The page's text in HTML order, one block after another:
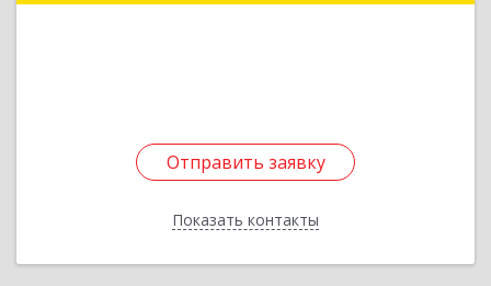
Отправить заявку
Показать контакты
Отправить заявку
Назад